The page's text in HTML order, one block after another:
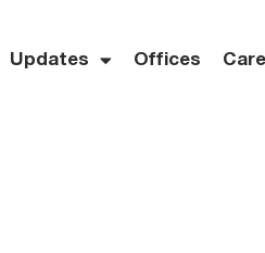
Updates Offices